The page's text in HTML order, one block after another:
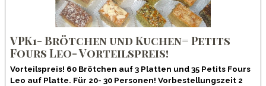
VPK1- Brötchen und Kuchen= Petits
Fours Leo- Vorteilspreis!
Vorteilspreis! 60 Brötchen auf 3 Platten und 35 Petits Fours
Leo auf Platte. Für 20- 30 Personen! Vorbestellungszeit 2